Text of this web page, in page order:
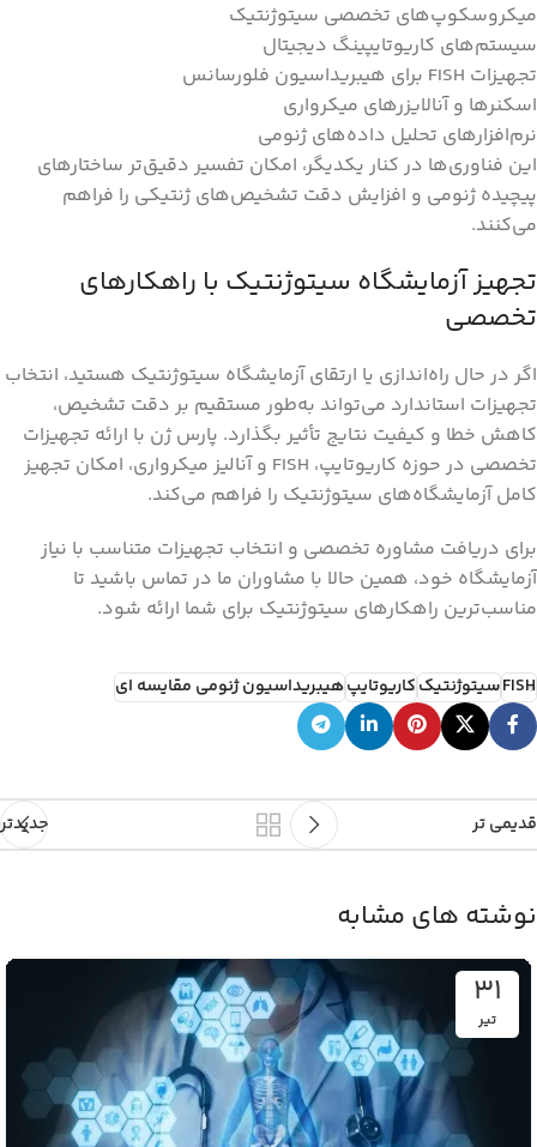
میکروسکوپ‌های تخصصی سیتوژنتیک
سیستم‌های کاریوتایپینگ دیجیتال
تجهیزات FISH برای هیبریداسیون فلورسانس
اسکنرها و آنالایزرهای میکرواری
نرم‌افزارهای تحلیل داده‌های ژنومی
این فناوری‌ها در کنار یکدیگر، امکان تفسیر دقیق‌تر ساختارهای
پیچیده ژنومی و افزایش دقت تشخیص‌های ژنتیکی را فراهم
می‌کنند.
تجهیز آزمایشگاه سیتوژنتیک با راهکارهای
تخصصی
اگر در حال راه‌اندازی یا ارتقای آزمایشگاه سیتوژنتیک هستید، انتخاب
تجهیزات استاندارد می‌تواند به‌طور مستقیم بر دقت تشخیص،
کاهش خطا و کیفیت نتایج تأثیر بگذارد. پارس ژن با ارائه تجهیزات
تخصصی در حوزه کاریوتایپ، FISH و آنالیز میکرواری، امکان تجهیز
کامل آزمایشگاه‌های سیتوژنتیک را فراهم می‌کند.
برای دریافت مشاوره تخصصی و انتخاب تجهیزات متناسب با نیاز
آزمایشگاه خود، همین حالا با مشاوران ما در تماس باشید تا
مناسب‌ترین راهکارهای سیتوژنتیک برای شما ارائه شود.
FISHسیتوژنتیککاریوتایپهیبریداسیون ژنومی مقایسه ای
جدیدتر قدیمی تر
نوشته های مشابه
31
تیر